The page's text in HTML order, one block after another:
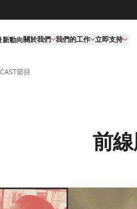
新動向關於我們 我們的工作​ 立即支持
節目
前線